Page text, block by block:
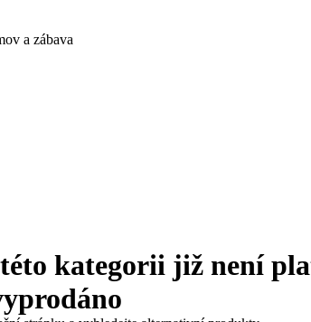
a zábava
kategorii již není